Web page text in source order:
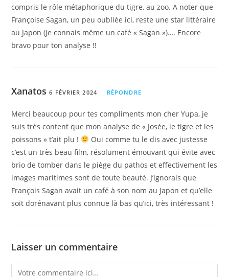
compris le rôle métaphorique du tigre, au zoo. A noter que
Françoise Sagan, un peu oubliée ici, reste une star littéraire
au Japon (je connais même un café « Sagan »)…. Encore
bravo pour ton analyse !!
Xanatos 6 FÉVRIER 2024 RÉPONDRE
Merci beaucoup pour tes compliments mon cher Yupa, je
suis très content que mon analyse de « Josée, le tigre et les
poissons » t’ait plu !
Oui comme tu le dis avec justesse
c’est un très beau film, résolument émouvant qui évite avec
brio de tomber dans le piège du pathos et effectivement les
images maritimes sont de toute beauté. J’ignorais que
François Sagan avait un café à son nom au Japon et qu’elle
soit dorénavant plus connue là bas qu’ici, très intéressant !
Laisser un commentaire
Comment